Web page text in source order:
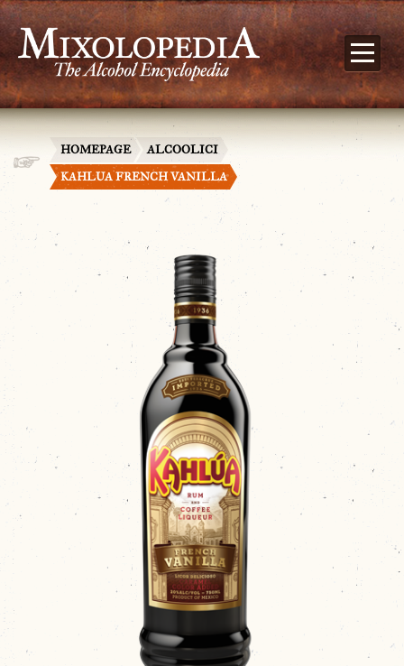
HOMEPAGE
ALCOOLICI
KAHLUA FRENCH VANILLA